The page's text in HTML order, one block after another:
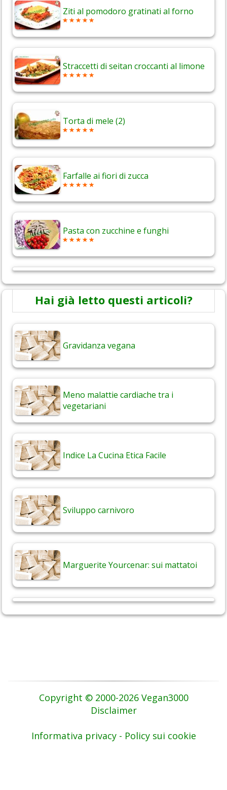
Ziti al pomodoro gratinati al forno
Straccetti di seitan croccanti al limone
Torta di mele (2)
Farfalle ai fiori di zucca
Pasta con zucchine e funghi
Hai già letto questi articoli?
Gravidanza vegana
Meno malattie cardiache tra i
vegetariani
Indice La Cucina Etica Facile
Sviluppo carnivoro
Marguerite Yourcenar: sui mattatoi
Copyright © 2000-2026 Vegan3000
Disclaimer
Informativa privacy - Policy sui cookie